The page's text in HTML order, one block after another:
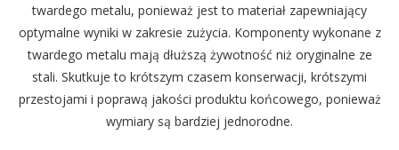
twardego metalu, ponieważ jest to materiał zapewniający
optymalne wyniki w zakresie zużycia. Komponenty wykonane z
twardego metalu mają dłuższą żywotność niż oryginalne ze
stali. Skutkuje to krótszym czasem konserwacji, krótszymi
przestojami i poprawą jakości produktu końcowego, ponieważ
wymiary są bardziej jednorodne.